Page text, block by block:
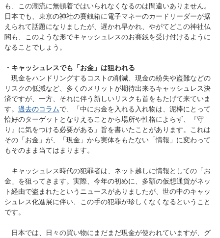
も、この潮流に無頓着ではいられなくなるのは間違いありません。
日本でも、東京の神社の賽銭箱に電子マネーのカードリーダーが据
えられて話題になりましたが、遅かれ早かれ、やがてどこの神社仏
閣も、このような形でキャッシュレスのお賽銭を受け付けるように
なることでしょう。
・キャッシュレスでも「お金」は狙われる
現金をハンドリングするコストの削減、現金の紛失や盗難などの
リスクの低減など、多くのメリットが期待出来るキャッシュレス決
済ですが、一方、それに伴う新しいリスクも首をもたげて来ていま
す。 過去のコラムで、「中にお金を入れる入れ物は、泥棒にとって
恰好のターゲットとなりえることから場所や性格によらず、『守
り』に気をつける必要がある」旨を書いたことがあります。これは
その「お金」が、「現金」から実体をもたない「情報」に変わって
もそのまま当てはまります。
キャッシュレス時代の犯罪者は、ネット越しに情報としての「お
金」を狙ってきます。実際、今年の初めに、多額の仮想通貨がネッ
ト経由で盗まれたというニュースがありましたが、世の中のキャッ
シュレス化進展に伴い、この手の犯罪が珍しくなくなるということ
です。
日本では、日々の買い物にまだまだ現金が使われていますが、グ